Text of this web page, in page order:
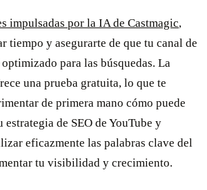
impulsadas por la IA de Castmagic,
tiempo y asegurarte de que tu canal de
optimizado para las búsquedas. La
una prueba gratuita, lo que te
de primera mano cómo puede
de SEO de YouTube y
eficazmente las palabras clave del
tu visibilidad y crecimiento.